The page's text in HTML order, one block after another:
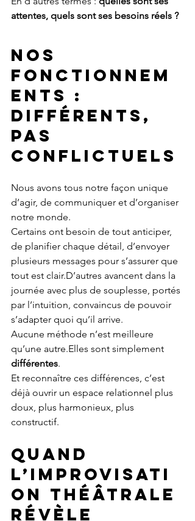
attentes, quels sont ses besoins réels ?
Nos
fonctionnem
ents :
différents,
pas
conflictuels
Nous avons tous notre façon unique
d’agir, de communiquer et d’organiser
notre monde.
Certains ont besoin de tout anticiper,
de planifier chaque détail, d’envoyer
plusieurs messages pour s’assurer que
tout est clair.D’autres avancent dans la
journée avec plus de souplesse, portés
par l’intuition, convaincus de pouvoir
s’adapter quoi qu’il arrive.
Aucune méthode n’est meilleure
qu’une autre.Elles sont simplement
différentes.
Et reconnaître ces différences, c’est
déjà ouvrir un espace relationnel plus
doux, plus harmonieux, plus
constructif.
Quand
l’improvisati
on théâtrale
révèle